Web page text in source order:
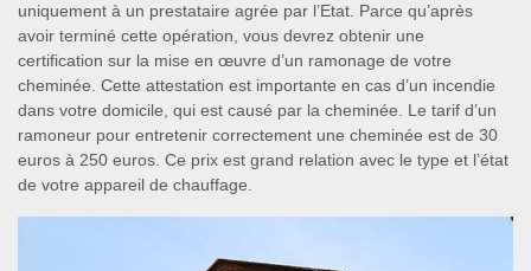
uniquement à un prestataire agrée par l’Etat. Parce qu’après
avoir terminé cette opération, vous devrez obtenir une
certification sur la mise en œuvre d’un ramonage de votre
cheminée. Cette attestation est importante en cas d’un incendie
dans votre domicile, qui est causé par la cheminée. Le tarif d’un
ramoneur pour entretenir correctement une cheminée est de 30
euros à 250 euros. Ce prix est grand relation avec le type et l’état
de votre appareil de chauffage.